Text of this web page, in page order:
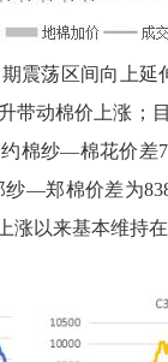
荡区间向上延
带动棉价上涨；
棉纱—棉花价差
—郑棉价差为
以来基本维持在